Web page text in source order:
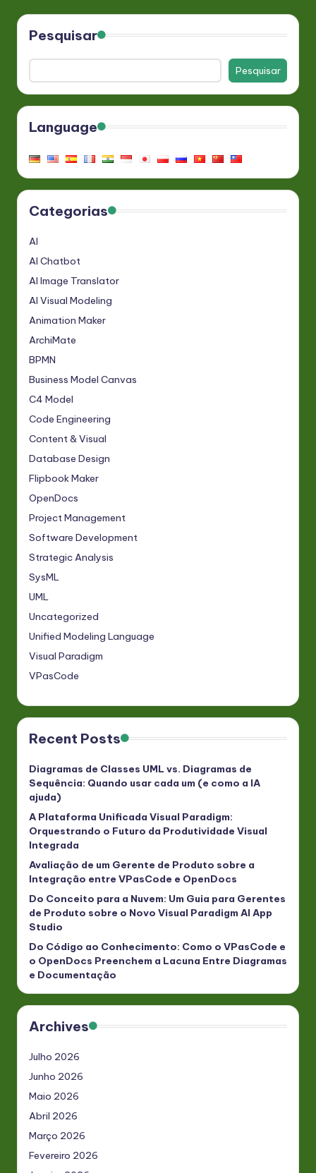
Pesquisar
Pesquisar
Language
Categorias
AI
AI Chatbot
AI Image Translator
AI Visual Modeling
Animation Maker
ArchiMate
BPMN
Business Model Canvas
C4 Model
Code Engineering
Content & Visual
Database Design
Flipbook Maker
OpenDocs
Project Management
Software Development
Strategic Analysis
SysML
UML
Uncategorized
Unified Modeling Language
Visual Paradigm
VPasCode
Recent Posts
Diagramas de Classes UML vs. Diagramas de
Sequência: Quando usar cada um (e como a IA
ajuda)
A Plataforma Unificada Visual Paradigm:
Orquestrando o Futuro da Produtividade Visual
Integrada
Avaliação de um Gerente de Produto sobre a
Integração entre VPasCode e OpenDocs
Do Conceito para a Nuvem: Um Guia para Gerentes
de Produto sobre o Novo Visual Paradigm AI App
Studio
Do Código ao Conhecimento: Como o VPasCode e
o OpenDocs Preenchem a Lacuna Entre Diagramas
e Documentação
Archives
Julho 2026
Junho 2026
Maio 2026
Abril 2026
Março 2026
Fevereiro 2026